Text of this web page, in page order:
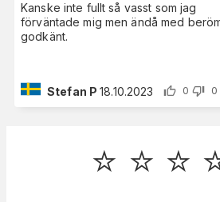
Kanske inte fullt så vasst som jag
förväntade mig men ändå med
godkänt.
Stefan P 18.10.2023 0 0
⭐️ ⭐️ ⭐️